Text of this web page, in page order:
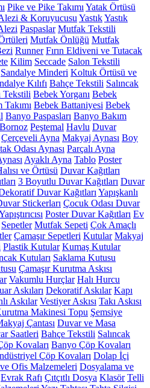
Pike ve Pike Takımı Yatak Örtüsü
& Koruyucusu YastıkYastık
Paspaslar Mutfak Tekstili
Mutfak Önlüğü Mutfak
Runner Fırın Eldiveni ve Tutacak
Kilim Seccade Salon Tekstili
Sandalye Minderi Koltuk Örtüsü ve
Kılıfı Bahçe Tekstili Salıncak
Tekstili Bebek Yorganı Bebek
Bebek Battaniyesi Bebek
Banyo Paspasları Banyo Bakım
Bornoz Peştemal Havlu Duvar
Çerçeveli Ayna Makyaj Aynası Boy
Odası Aynası Parçalı Ayna
Ayaklı Ayna Tablo Poster
ve Örtüsü Duvar Kağıtları
3 Boyutlu Duvar Kağıtları Duvar
Duvar Kağıtları Yapışkanlı
Stickerları Çocuk Odası Duvar
Poster Duvar Kağıtları Ev
Sepetler Mutfak Sepeti Çok Amaçlı
Çamaşır Sepetleri Kutular Makyaj
Plastik Kutular Kumaş Kutular
Kutuları Saklama Kutusu
Çamaşır Kurutma Askısı
Vakumlu Hurçlar Halı Hurcu
Askıları Dekoratif Askılar Kapı
Askılar Vestiyer Askısı Takı Askısı
Makinesi Topu Şemsiye
Çantası Duvar ve Masa
Saatleri Bahçe Tekstili Salıncak
Kovaları Banyo Çöp Kovaları
Çöp Kovaları Dolap İçi
Ofis Malzemeleri Dosyalama ve
Evrak Rafı Çıtçıtlı Dosya Klasör Telli